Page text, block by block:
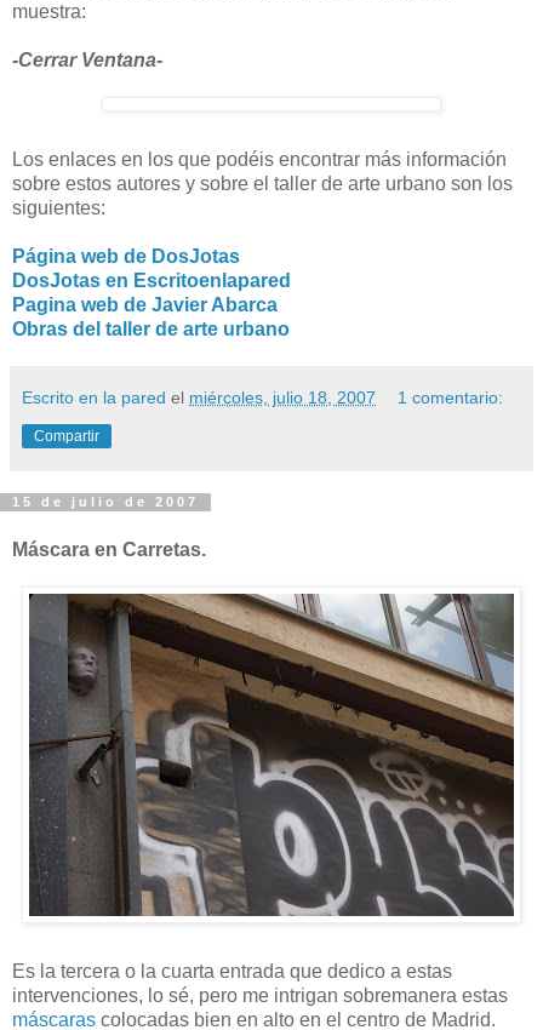
muestra:
-Cerrar Ventana-
Los enlaces en los que podéis encontrar más información
sobre estos autores y sobre el taller de arte urbano son los
siguientes:
Página web de DosJotas
DosJotas en Escritoenlapared
Pagina web de Javier Abarca
Obras del taller de arte urbano
Escrito en la pared el miércoles, julio 18, 2007 1 comentario:
Compartir
15 de julio de 2007
Máscara en Carretas.
Es la tercera o la cuarta entrada que dedico a estas
intervenciones, lo sé, pero me intrigan sobremanera estas
máscaras colocadas bien en alto en el centro de Madrid.